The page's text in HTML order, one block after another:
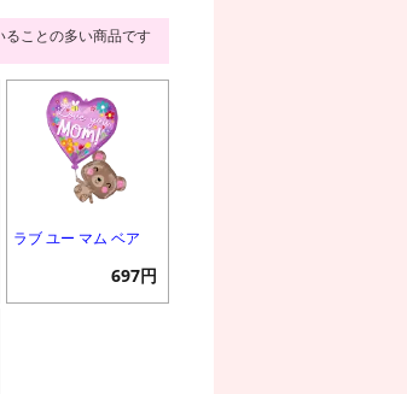
ることの多い商品です
ラブ ユー マム ベア
697円